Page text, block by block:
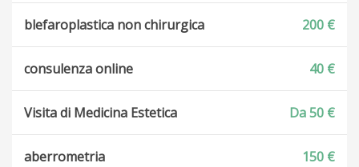
blefaroplastica non chirurgica 200 €
consulenza online 40 €
Visita di Medicina Estetica Da 50 €
aberrometria 150 €